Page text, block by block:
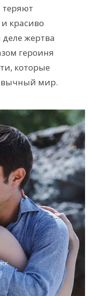
красиво
жертва
героиня
которые
мир.